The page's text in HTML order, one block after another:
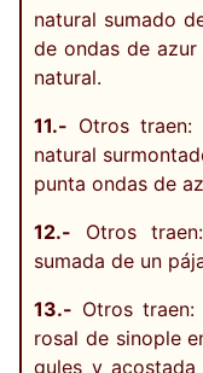
natural sumado
de ondas de
natural.
11.- Otros
natural
punta ondas de
12.- Otros
sumada de un
13.- Otros
rosal de sinople
gules y